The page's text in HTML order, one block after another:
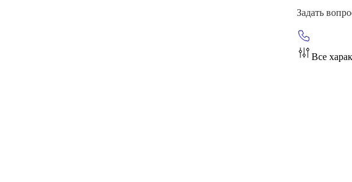
Задать
Все